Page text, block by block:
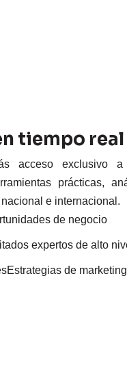
tiempo real
acceso exclusivo a
prácticas,
e internacional.
de negocio
expertos de alto
de